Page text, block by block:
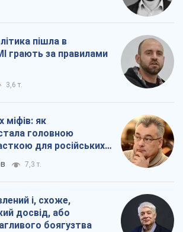
пішла в
грають за правилами
3,6 т.
міфів: як
головною
для російських
7,3 т.
і, схоже,
досвід, або
боягузтва